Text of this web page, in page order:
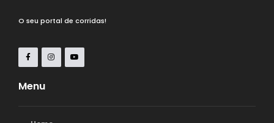
O seu portal de corridas!
Menu